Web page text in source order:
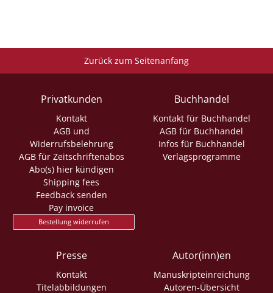
Zurück zum Seitenanfang
Privatkunden
Kontakt
AGB und
Widerrufsbelehrung
AGB für Zeitschriftenabos
Abo(s) hier kündigen
Shipping fees
Feedback senden
Pay invoice
Bestellung widerrufen
Buchhandel
Kontakt für Buchhandel
AGB für Buchhandel
Infos für Buchhandel
Verlagsprogramme
Presse
Kontakt
Titelabbildungen
Autor(inn)en
Manuskripteinreichung
Autoren-Übersicht